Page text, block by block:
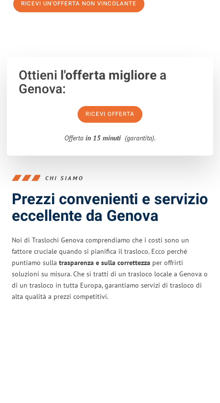
RICEVI UN'OFFERTA NON VINCOLANTE
Ottieni l'offerta migliorea
Genova:
RICEVI OFFERTA
Offerta in 15 minuti (garantita).
CHI SIAMO
Prezzi convenienti e servizio
eccellente da Genova
Noi di Traslochi Genova comprendiamo che i costi sono un
fattore cruciale quando si pianifica il trasloco. Ecco perché
puntiamo sulla trasparenza e sulla correttezza per offrirti
soluzioni su misura. Che si tratti di un trasloco locale a Genova o
di un trasloco in tutta Europa, garantiamo servizi di trasloco di
alta qualità a prezzi competitivi.